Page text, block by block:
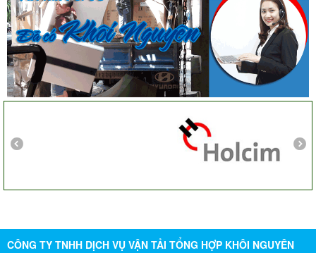
Chị Tố Nhi
Tô Hiến Thành - Quận 10
CÔNG TY TNHH DỊCH VỤ VẬN TẢI TỔNG HỢP KHÔI NGUYÊN